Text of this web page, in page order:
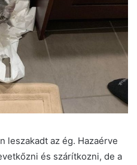
leszakadt az ég. Hazaérve
és szárítkozni, de a